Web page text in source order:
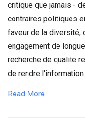
critique que jamais -
contraires politiques
faveur de la diversité,
engagement de
recherche de qualité
de rendre
Read More